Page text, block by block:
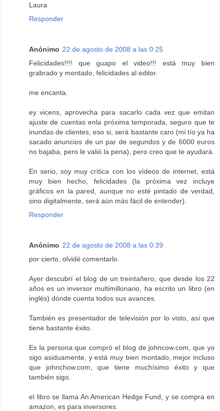
Laura
Responder
Anónimo 22 de agosto de 2008 a las 0:25
Felicidades!!!! que guapo el video!!! está muy bien
grabrado y montado, felicidades al editor.
me encanta.
ey vicens, aprovecha para sacarlo cada vez que emitan
ajuste de cuentas enla próxima temporada, seguro que te
inundas de clientes, eso si, será bastante caro (mi tío ya ha
sacado anuncios de un par de segundos y de 6000 euros
no bajaba, pero le valió la pena), pero creo que te ayudará.
En serio, soy muy crítica con los vídeos de internet, está
muy bien hecho, felicidades (la próxima vez incluye
gráficos en la pared, aunque no esté pintado de verdad,
sino digitalmente, será aún más fácil de entender).
Responder
Anónimo 22 de agosto de 2008 a las 0:39
por cierto, olvidé comentarlo.
Ayer descubrí el blog de un treintañero, que desde los 22
años es un inversor multimillonario, ha escrito un libro (en
inglés) dónde cuenta todos sus avances.
También es presentador de televisión por lo visto, así que
tiene bastante éxito.
Es la persona que compró el blog de johncow.com, que yo
sigo asiduamente, y está muy bien montado, mejor incluso
que johnchow.com, que tiene muchísimo éxito y que
también sigo.
el libro se llama An American Hedge Fund, y se compra en
amazon, es para inversores.